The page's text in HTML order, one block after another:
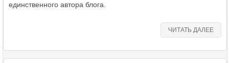
единственного автора блога.
ЧИТАТЬ ДАЛЕЕ